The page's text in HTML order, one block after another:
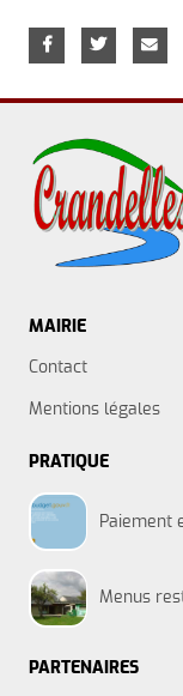
MAIRIE
Contact
Mentions légales
PRATIQUE
Paiement
Menus
PARTENAIRES